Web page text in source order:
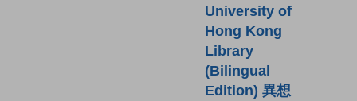
University of
Hong Kong
Library
(Bilingual
Edition) 異想